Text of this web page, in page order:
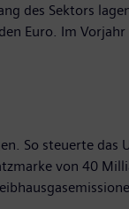
des Sektors
Euro. Im
So steuerte
von 40